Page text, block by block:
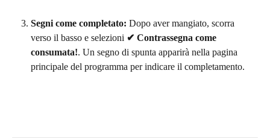
Segni come completato: Dopo aver mangiato, scorra
verso il basso e selezioni ✔ Contrassegna come
consumata!. Un segno di spunta apparirà nella pagina
principale del programma per indicare il completamento.